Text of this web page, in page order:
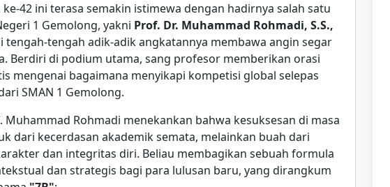
42 ini terasa semakin istimewa dengan hadirnya salah satu
1 Gemolong, yakni Prof. Dr. Muhammad Rohmadi, S.S.,
tengah-tengah adik-adik angkatannya membawa angin segar
Berdiri di podium utama, sang profesor memberikan orasi
mengenai bagaimana menyikapi kompetisi global selepas
SMAN 1 Gemolong.
Muhammad Rohmadi menekankan bahwa kesuksesan di masa
dari kecerdasan akademik semata, melainkan buah dari
dan integritas diri. Beliau membagikan sebuah formula
dan strategis bagi para lulusan baru, yang dirangkum